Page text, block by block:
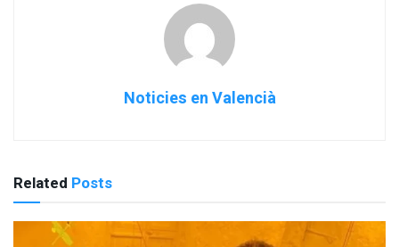
Noticies en Valencià
Related Posts